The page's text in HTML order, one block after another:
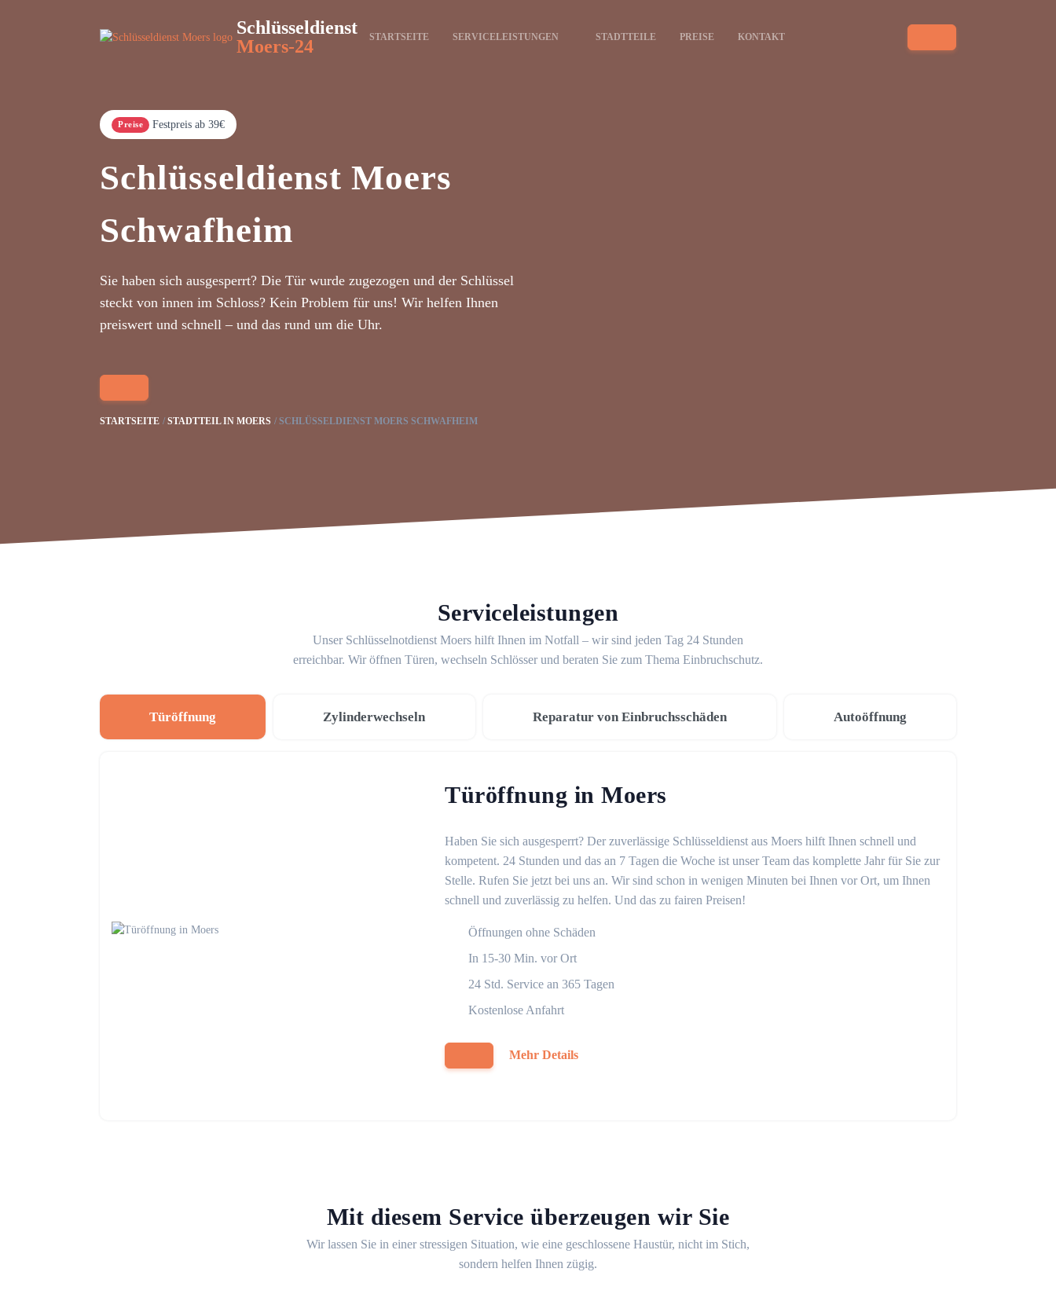
Schlüsseldienst
Moers-24
STARTSEITE SERVICELEISTUNGEN STADTTEILE PREISE KONTAKT
Preise Festpreis ab 39€
Schlüsseldienst Moers
Schwafheim
Sie haben sich ausgesperrt? Die Tür wurde zugezogen und der Schlüssel
steckt von innen im Schloss? Kein Problem für uns! Wir helfen Ihnen
preiswert und schnell – und das rund um die Uhr.
STARTSEITE STADTTEIL IN MOERS SCHLÜSSELDIENST MOERS SCHWAFHEIM
Serviceleistungen
Unser Schlüsselnotdienst Moers hilft Ihnen im Notfall – wir sind jeden Tag 24 Stunden
erreichbar. Wir öffnen Türen, wechseln Schlösser und beraten Sie zum Thema Einbruchschutz.
Türöffnung Zylinderwechseln Reparatur von Einbruchsschäden Autoöffnung
Türöffnung in Moers
Haben Sie sich ausgesperrt? Der zuverlässige Schlüsseldienst aus Moers hilft Ihnen schnell und
kompetent. 24 Stunden und das an 7 Tagen die Woche ist unser Team das komplette Jahr für Sie zur
Stelle. Rufen Sie jetzt bei uns an. Wir sind schon in wenigen Minuten bei Ihnen vor Ort, um Ihnen
schnell und zuverlässig zu helfen. Und das zu fairen Preisen!
Öffnungen ohne Schäden
In 15-30 Min. vor Ort
24 Std. Service an 365 Tagen
Kostenlose Anfahrt
Mehr Details
Mit diesem Service überzeugen wir Sie
Wir lassen Sie in einer stressigen Situation, wie eine geschlossene Haustür, nicht im Stich,
sondern helfen Ihnen zügig.